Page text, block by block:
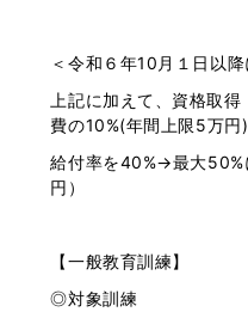
＜令和６年10月１日以
上記に加えて、資格取
費の10%(年間上限5万円)
給付率を40%→最大50%
円）
【一般教育訓練】
◎対象訓練